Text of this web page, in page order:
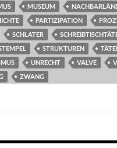
MUSEUM
PARTIZIPATION
SCHLATER
STRUKTUREN
UNRECHT VALVE
ZWANG